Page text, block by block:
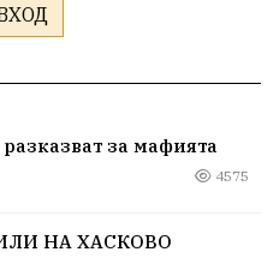
за мафията
4575
НА ХАСКОВО